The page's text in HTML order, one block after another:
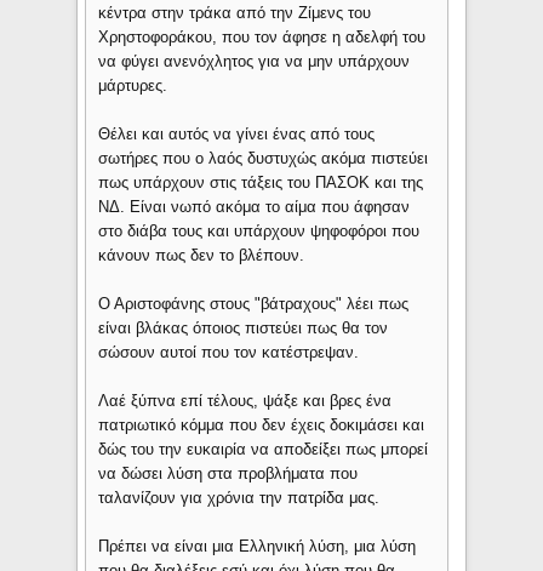
κέντρα στην τράκα από την Ζίμενς του
Χρηστοφοράκου, που τον άφησε η αδελφή του
να φύγει ανενόχλητος για να μην υπάρχουν
μάρτυρες.
Θέλει και αυτός να γίνει ένας από τους
σωτήρες που ο λαός δυστυχώς ακόμα πιστεύει
πως υπάρχουν στις τάξεις του ΠΑΣΟΚ και της
ΝΔ. Είναι νωπό ακόμα το αίμα που άφησαν
στο διάβα τους και υπάρχουν ψηφοφόροι που
κάνουν πως δεν το βλέπουν.
Ο Αριστοφάνης στους "βάτραχους" λέει πως
είναι βλάκας όποιος πιστεύει πως θα τον
σώσουν αυτοί που τον κατέστρεψαν.
Λαέ ξύπνα επί τέλους, ψάξε και βρες ένα
πατριωτικό κόμμα που δεν έχεις δοκιμάσει και
δώς του την ευκαιρία να αποδείξει πως μπορεί
να δώσει λύση στα προβλήματα που
ταλανίζουν για χρόνια την πατρίδα μας.
Πρέπει να είναι μια Ελληνική λύση, μια λύση